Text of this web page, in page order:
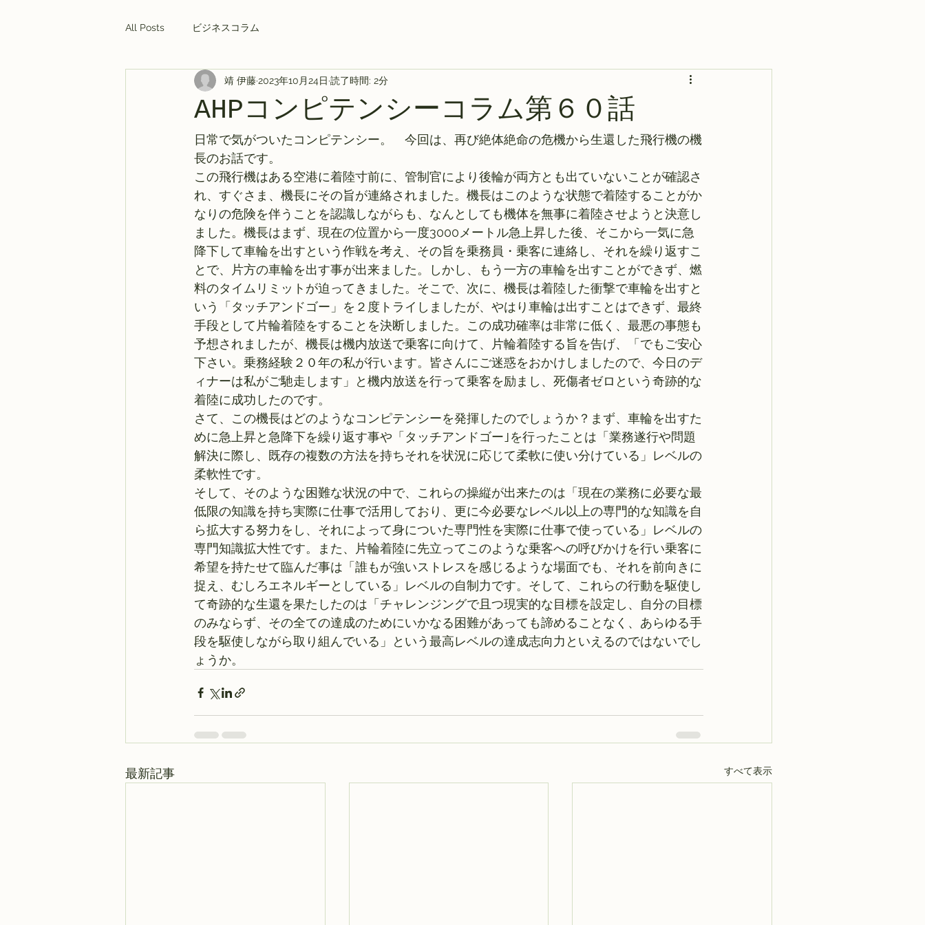
All Posts ビジネスコラム
AHPコンピテンシーコラム第６０話
靖 伊藤2023年10月24日 読了時間: 2分
日常で気がついたコンピテンシー。　今回は、再び絶体絶命の危機から生還した飛行機の機
長のお話です。
この飛行機はある空港に着陸寸前に、管制官により後輪が両方とも出ていないことが確認さ
れ、すぐさま、機長にその旨が連絡されました。機長はこのような状態で着陸することがか
なりの危険を伴うことを認識しながらも、なんとしても機体を無事に着陸させようと決意し
ました。機長はまず、現在の位置から一度3000メートル急上昇した後、そこから一気に急
降下して車輪を出すという作戦を考え、その旨を乗務員・乗客に連絡し、それを繰り返すこ
とで、片方の車輪を出す事が出来ました。しかし、もう一方の車輪を出すことができず、燃
料のタイムリミットが迫ってきました。そこで、次に、機長は着陸した衝撃で車輪を出すと
いう「タッチアンドゴー」を２度トライしましたが、やはり車輪は出すことはできず、最終
手段として片輪着陸をすることを決断しました。この成功確率は非常に低く、最悪の事態も
予想されましたが、機長は機内放送で乗客に向けて、片輪着陸する旨を告げ、「でもご安心
下さい。乗務経験２０年の私が行います。皆さんにご迷惑をおかけしましたので、今日のデ
ィナーは私がご馳走します」と機内放送を行って乗客を励まし、死傷者ゼロという奇跡的な
着陸に成功したのです。
さて、この機長はどのようなコンピテンシーを発揮したのでしょうか？まず、車輪を出すた
めに急上昇と急降下を繰り返す事や「タッチアンドゴー｣を行ったことは「業務遂行や問題
解決に際し、既存の複数の方法を持ちそれを状況に応じて柔軟に使い分けている」レベルの
柔軟性です。
そして、そのような困難な状況の中で、これらの操縦が出来たのは「現在の業務に必要な最
低限の知識を持ち実際に仕事で活用しており、更に今必要なレベル以上の専門的な知識を自
ら拡大する努力をし、それによって身についた専門性を実際に仕事で使っている」レベルの
専門知識拡大性です。また、片輪着陸に先立ってこのような乗客への呼びかけを行い乗客に
希望を持たせて臨んだ事は「誰もが強いストレスを感じるような場面でも、それを前向きに
捉え、むしろエネルギーとしている」レベルの自制力です。そして、これらの行動を駆使し
て奇跡的な生還を果たしたのは「チャレンジングで且つ現実的な目標を設定し、自分の目標
のみならず、その全ての達成のためにいかなる困難があっても諦めることなく、あらゆる手
段を駆使しながら取り組んでいる」という最高レベルの達成志向力といえるのではないでし
ょうか。
最新記事 すべて表示